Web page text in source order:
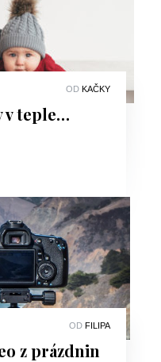
OD KAČKY
v teple…
OD FILIPA
z prázdnin